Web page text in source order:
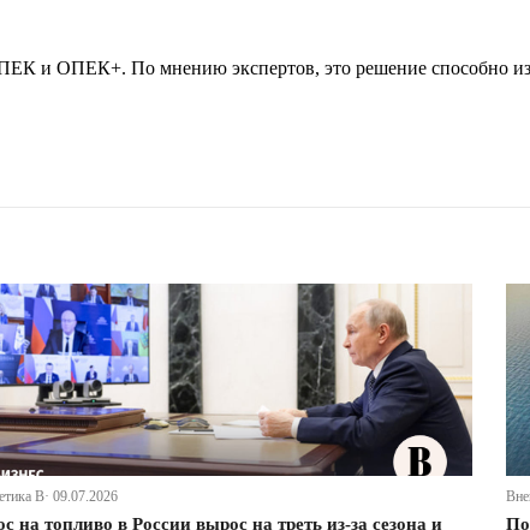
и ОПЕК+. По мнению экспертов, это решение способно
В· 09.07.2026
на топливо в России вырос на треть из-за сезона и